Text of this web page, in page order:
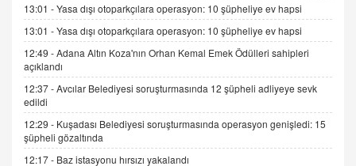
9.12.2025 10:11
İNCİ GÜL AKÖL
06.07.2026 13:00
ADEM AKÖL
Esed Destekçilerinin Yüzüne Vurulan Şamar:
13:01 -Yasa dışı otoparkçılara operasyon: 10 şüpheliye ev hapsi
13:01 -Yasa dışı otoparkçılara operasyon: 10 şüpheliye ev hapsi
12:49 -Adana Altın Koza'nın Orhan Kemal Emek Ödülleri sahipleri
açıklandı
12:37 -Avcılar Belediyesi soruşturmasında 12 şüpheli adliyeye sevk
edildi
12:29 - Kuşadası Belediyesi soruşturmasında operasyon genişledi: 15
şüpheli gözaltında
12:17 - Baz istasyonu hırsızı yakalandı